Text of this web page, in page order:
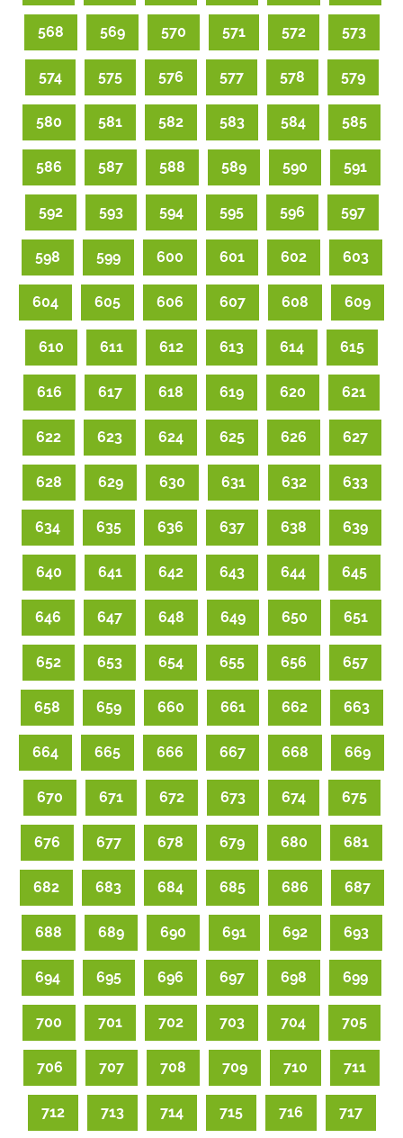
568 569 570 571 572 573
574 575 576 577 578 579
580 581 582 583 584 585
586 587 588 589 590 591
592 593 594 595 596 597
598 599 600 601 602 603
604 605 606 607 608 609
610 611 612 613 614 615
616 617 618 619 620 621
622 623 624 625 626 627
628 629 630 631 632 633
634 635 636 637 638 639
640 641 642 643 644 645
646 647 648 649 650 651
652 653 654 655 656 657
658 659 660 661 662 663
664 665 666 667 668 669
670 671 672 673 674 675
676 677 678 679 680 681
682 683 684 685 686 687
688 689 690 691 692 693
694 695 696 697 698 699
700 701 702 703 704 705
706 707 708 709 710 711
712 713 714 715 716 717